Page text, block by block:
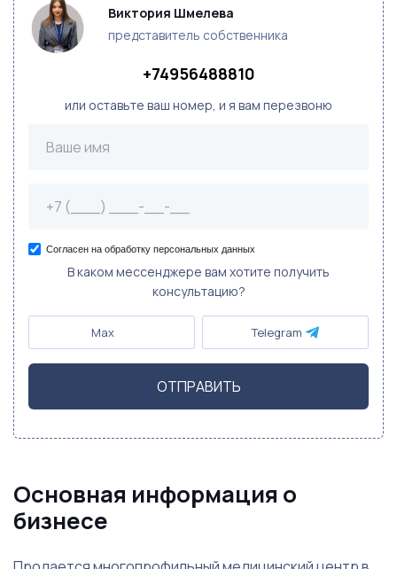
Виктория Шмелева
представитель собственника
+74956488810
или оставьте ваш номер, и я вам перезвоню
Согласен на обработку персональных данных
В каком мессенджере вам хотите получить
консультацию?
Max Telegram
ОТПРАВИТЬ
Основная информация о
бизнесе